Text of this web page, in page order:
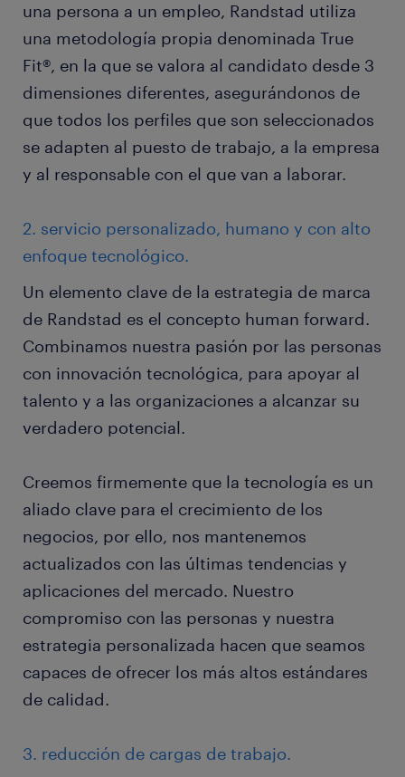
una persona a un empleo, Randstad utiliza
una metodología propia denominada True
Fit®, en la que se valora al candidato desde 3
dimensiones diferentes, asegurándonos de
que todos los perfiles que son seleccionados
se adapten al puesto de trabajo, a la empresa
y al responsable con el que van a laborar.
2. servicio personalizado, humano y con alto
enfoque tecnológico.
Un elemento clave de la estrategia de marca
de Randstad es el concepto human forward.
Combinamos nuestra pasión por las personas
con innovación tecnológica, para apoyar al
talento y a las organizaciones a alcanzar su
verdadero potencial.
Creemos firmemente que la tecnología es un
aliado clave para el crecimiento de los
negocios, por ello, nos mantenemos
actualizados con las últimas tendencias y
aplicaciones del mercado. Nuestro
compromiso con las personas y nuestra
estrategia personalizada hacen que seamos
capaces de ofrecer los más altos estándares
de calidad.
3. reducción de cargas de trabajo.